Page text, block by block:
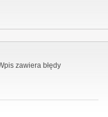
zawiera błędy